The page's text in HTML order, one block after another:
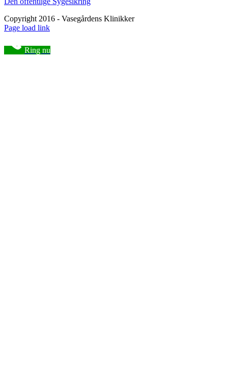
Copyright 2016 - Vasegårdens Klinikker
Facebook
YouTube
Instagram
E-
Phone
Page load link
Ring nu